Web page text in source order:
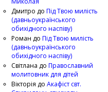
Дмитро до Під Твою милість
(давньоукраїнського
обихідного наспіву)
Роман до Під Твою милість
(давньоукраїнського
обихідного наспіву)
Світлана до Православний
молитовник для дітей
Вікторія до Акафіст свт.